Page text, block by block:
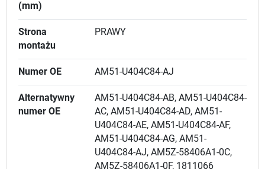
(mm)
Strona
montażu
PRAWY
Numer OE AM51-U404C84-AJ
Alternatywny
numer OE
AM51-U404C84-AB, AM51-U404C84-
AC, AM51-U404C84-AD, AM51-
U404C84-AE, AM51-U404C84-AF,
AM51-U404C84-AG, AM51-
U404C84-AJ, AM5Z-58406A1-0C,
AM5Z-58406A1-0F, 1811066